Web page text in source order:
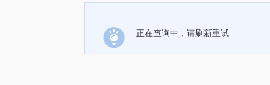
正在查询中，请刷新重试